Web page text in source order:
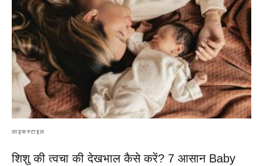
लाइफस्टाइल
शिशु की त्वचा की देखभाल कैसे करें? 7 आसान Baby